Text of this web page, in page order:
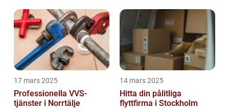
17 mars 2025
Professionella VVS-
tjänster i Norrtälje
14 mars 2025
Hitta din pålitliga
flyttfirma i Stockholm